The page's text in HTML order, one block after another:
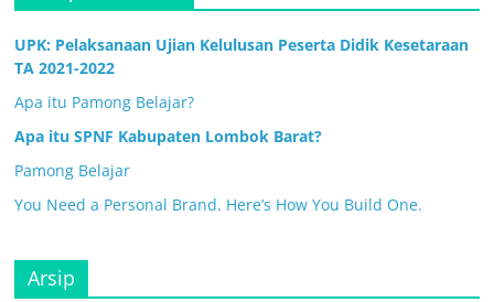
UPK: Pelaksanaan Ujian Kelulusan Peserta Didik Kesetaraan
TA 2021-2022
Apa itu Pamong Belajar?
Apa itu SPNF Kabupaten Lombok Barat?
Pamong Belajar
You Need a Personal Brand. Here’s How You Build One.
Arsip